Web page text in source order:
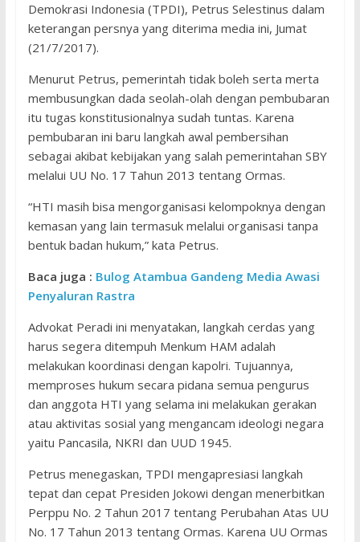
Demokrasi Indonesia (TPDI), Petrus Selestinus dalam
keterangan persnya yang diterima media ini, Jumat
(21/7/2017).
Menurut Petrus, pemerintah tidak boleh serta merta
membusungkan dada seolah-olah dengan pembubaran
itu tugas konstitusionalnya sudah tuntas. Karena
pembubaran ini baru langkah awal pembersihan
sebagai akibat kebijakan yang salah pemerintahan SBY
melalui UU No. 17 Tahun 2013 tentang Ormas.
“HTI masih bisa mengorganisasi kelompoknya dengan
kemasan yang lain termasuk melalui organisasi tanpa
bentuk badan hukum,” kata Petrus.
Baca juga : Bulog Atambua Gandeng Media Awasi
Penyaluran Rastra
Advokat Peradi ini menyatakan, langkah cerdas yang
harus segera ditempuh Menkum HAM adalah
melakukan koordinasi dengan kapolri. Tujuannya,
memproses hukum secara pidana semua pengurus
dan anggota HTI yang selama ini melakukan gerakan
atau aktivitas sosial yang mengancam ideologi negara
yaitu Pancasila, NKRI dan UUD 1945.
Petrus menegaskan, TPDI mengapresiasi langkah
tepat dan cepat Presiden Jokowi dengan menerbitkan
Perppu No. 2 Tahun 2017 tentang Perubahan Atas UU
No. 17 Tahun 2013 tentang Ormas. Karena UU Ormas